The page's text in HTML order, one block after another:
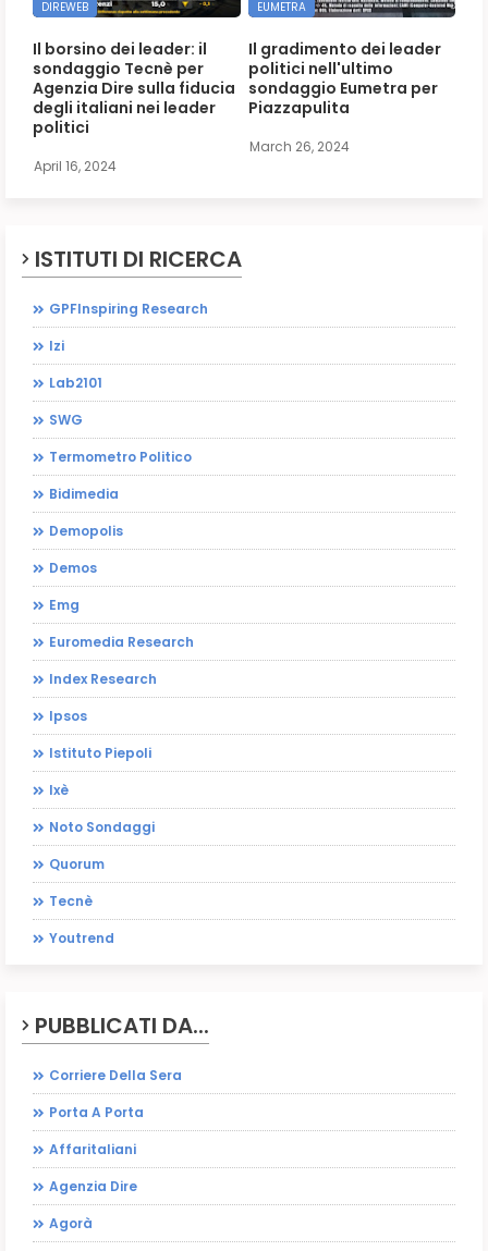
DIREWEB
Il borsino dei leader: il
sondaggio Tecnè per
Agenzia Dire sulla fiducia
degli italiani nei leader
politici
April 16, 2024
EUMETRA
Il gradimento dei leader
politici nell'ultimo
sondaggio Eumetra per
Piazzapulita
March 26, 2024
ISTITUTI DI RICERCA
GPFInspiring Research
Izi
Lab2101
SWG
Termometro Politico
Bidimedia
Demopolis
Demos
Emg
Euromedia Research
Index Research
Ipsos
Istituto Piepoli
Ixè
Noto Sondaggi
Quorum
Tecnè
Youtrend
PUBBLICATI DA...
Corriere Della Sera
Porta A Porta
Affaritaliani
Agenzia Dire
Agorà